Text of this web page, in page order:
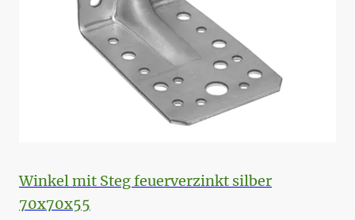
Winkel mit Steg feuerverzinkt silber
70x70x55